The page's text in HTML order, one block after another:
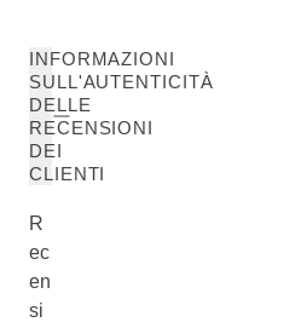
INFORMAZIONI
SULL'AUTENTICITÀ
DELLE
RECENSIONI
DEI
CLIENTI
R
ec
en
si